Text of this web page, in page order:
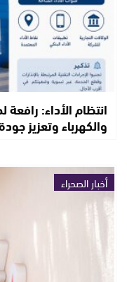
انتظام الأداء:
والكهرباء وتعزيز
أخبار الصحراء